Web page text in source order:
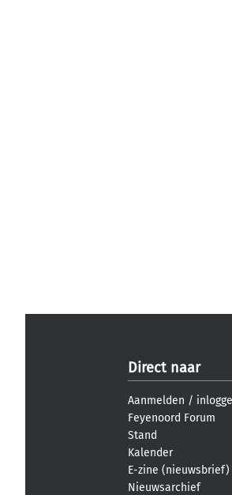
Direct naar
Aanmelden /
Feyenoord Forum
Stand
Kalender
E-zine (nieuwsbrief)
Nieuwsarchief